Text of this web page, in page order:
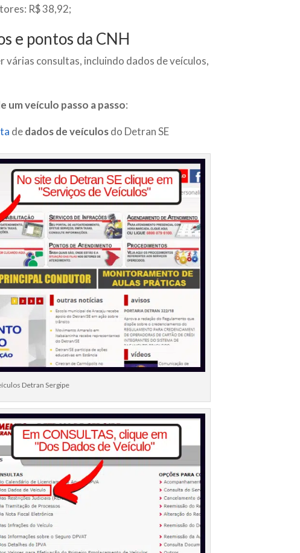
R$ 38,92;
e pontos da CNH
consultas, incluindo dados de veículos,
veículo passo a passo:
dedados de veículosdo Detran SE
Detran Sergipe